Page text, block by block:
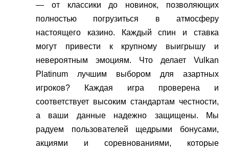
— от классики до новинок, позволяющих
полностью погрузиться в атмосферу
настоящего казино. Каждый спин и ставка
могут привести к крупному выигрышу и
невероятным эмоциям. Что делает Vulkan
Platinum лучшим выбором для азартных
игроков? Каждая игра проверена и
соответствует высоким стандартам честности,
а ваши данные надежно защищены. Мы
радуем пользователей щедрыми бонусами,
акциями и соревнованиями, которые